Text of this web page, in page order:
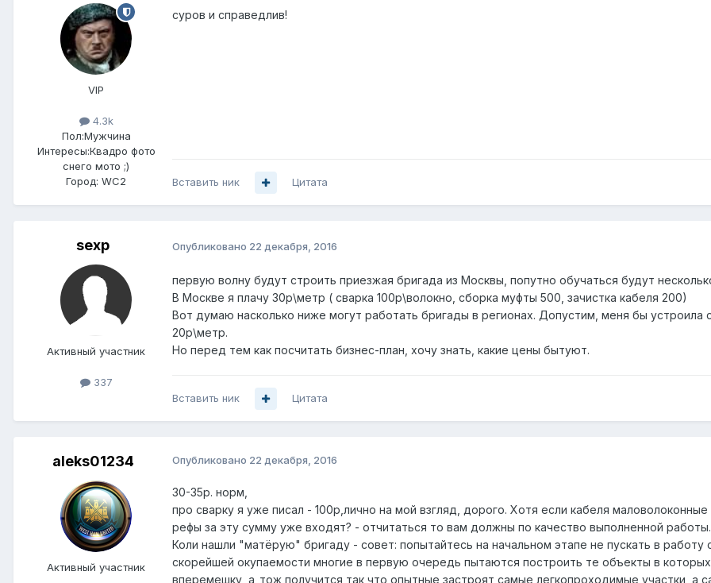
VIP
4.3k
Пол:Мужчина
Интересы:Квадро фото
снего мото ;)
Город: WC2
суров и справедлив!
Вставить ник Цитата
sexp
Активный участник
337
Опубликовано 22 декабря, 2016
первую волну будут строить приезжая бригада из Москвы, попутно обучаться будут
В Москве я плачу 30р\метр ( сварка 100р\волокно, сборка муфты 500, зачистка кабеля 200)
Вот думаю насколько ниже могут работать бригады в регионах. Допустим, меня бы
20р\метр.
Но перед тем как посчитать бизнес-план, хочу знать, какие цены бытуют.
Вставить ник Цитата
aleks01234
Активный участник
Опубликовано 22 декабря, 2016
30-35р. норм,
про сварку я уже писал - 100р,лично на мой взгляд, дорого. Хотя если кабеля
рефы за эту сумму уже входят? - отчитаться то вам должны по качество выполненной
Коли нашли "матёрую" бригаду - совет: попытайтесь на начальном этапе не пускать в
скорейшей окупаемости многие в первую очередь пытаются построить те объекты в
вперемешку, а_тож получится так что опытные застроят самые легкопроходимые участки,